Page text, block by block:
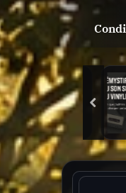
CD (et
audio) :
d’un
jéri
prev